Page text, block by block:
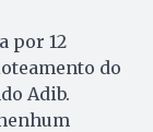
por 12
do
Adib.